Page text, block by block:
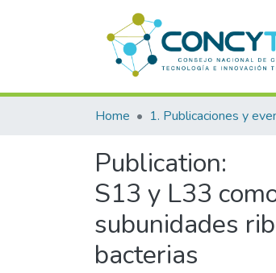
Home
Publication:
S13 y L33
subunidades
bacterias